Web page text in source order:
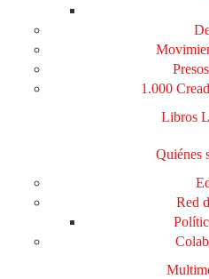
1.000
Libros
Quiénes
Red